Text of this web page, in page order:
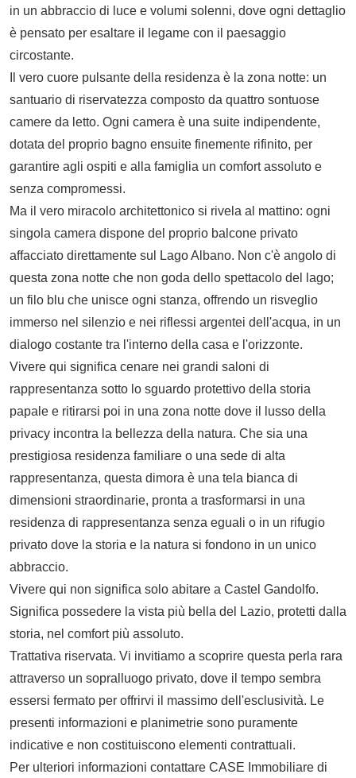
in un abbraccio di luce e volumi solenni, dove ogni dettaglio
è pensato per esaltare il legame con il paesaggio
circostante.
Il vero cuore pulsante della residenza è la zona notte: un
santuario di riservatezza composto da quattro sontuose
camere da letto. Ogni camera è una suite indipendente,
dotata del proprio bagno ensuite finemente rifinito, per
garantire agli ospiti e alla famiglia un comfort assoluto e
senza compromessi.
Ma il vero miracolo architettonico si rivela al mattino: ogni
singola camera dispone del proprio balcone privato
affacciato direttamente sul Lago Albano. Non c'è angolo di
questa zona notte che non goda dello spettacolo del lago;
un filo blu che unisce ogni stanza, offrendo un risveglio
immerso nel silenzio e nei riflessi argentei dell'acqua, in un
dialogo costante tra l'interno della casa e l'orizzonte.
Vivere qui significa cenare nei grandi saloni di
rappresentanza sotto lo sguardo protettivo della storia
papale e ritirarsi poi in una zona notte dove il lusso della
privacy incontra la bellezza della natura. Che sia una
prestigiosa residenza familiare o una sede di alta
rappresentanza, questa dimora è una tela bianca di
dimensioni straordinarie, pronta a trasformarsi in una
residenza di rappresentanza senza eguali o in un rifugio
privato dove la storia e la natura si fondono in un unico
abbraccio.
Vivere qui non significa solo abitare a Castel Gandolfo.
Significa possedere la vista più bella del Lazio, protetti dalla
storia, nel comfort più assoluto.
Trattativa riservata. Vi invitiamo a scoprire questa perla rara
attraverso un sopralluogo privato, dove il tempo sembra
essersi fermato per offrirvi il massimo dell'esclusività. Le
presenti informazioni e planimetrie sono puramente
indicative e non costituiscono elementi contrattuali.
Per ulteriori informazioni contattare CASE Immobiliare di